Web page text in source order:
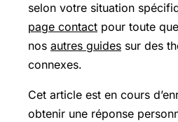
selon votre situation
page contact pour toute
nos autres guides sur des
connexes.
Cet article est en cours
obtenir une réponse